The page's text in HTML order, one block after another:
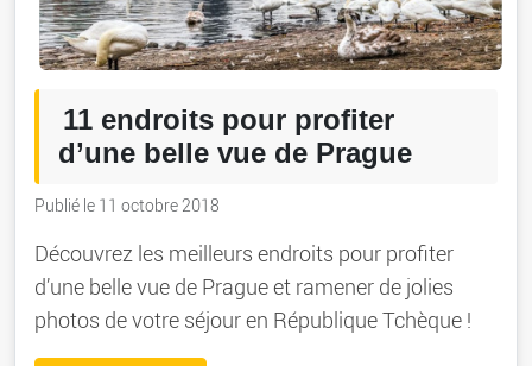
11 endroits pour profiter
d’une belle vue de Prague
Publié le 11 octobre 2018
Découvrez les meilleurs endroits pour profiter
d’une belle vue de Prague et ramener de jolies
photos de votre séjour en République Tchèque !